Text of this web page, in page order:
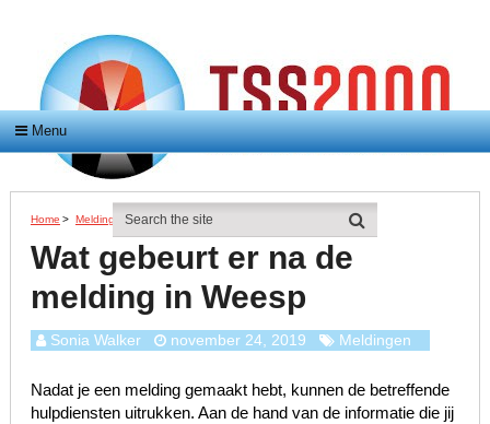
Menu
Home > Meldingen > Wat Gebeurt Er Na De Melding In Weesp
Wat gebeurt er na de
melding in Weesp
Sonia Walker november 24, 2019 Meldingen
Nadat je een melding gemaakt hebt, kunnen de betreffende
hulpdiensten uitrukken. Aan de hand van de informatie die jij